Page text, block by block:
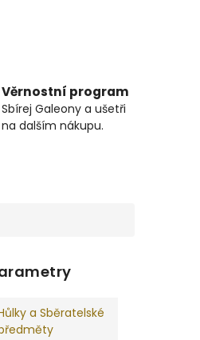
Věrnostní program
Sbírej Galeony a ušetři
na dalším nákupu.
a Sběratelské